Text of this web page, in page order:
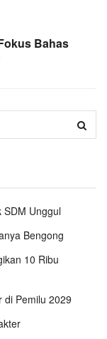
Bahas
SDM Unggul
Bengong
10 Ribu
di Pemilu 2029